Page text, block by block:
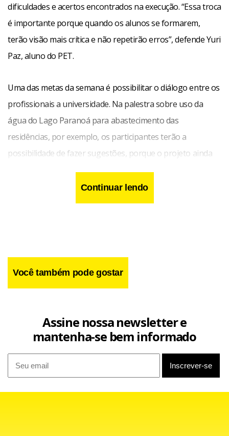
dificuldades e acertos encontrados na execução. “Essa troca
é importante porque quando os alunos se formarem,
terão visão mais crítica e não repetirão erros”, defende Yuri
Paz, aluno do PET.
Uma das metas da semana é possibilitar o diálogo entre os
profissionais a universidade. Na palestra sobre uso da
água do Lago Paranoá para abastecimento das
residências, por exemplo, os participantes terão a
possibilidade de fazer sugestões, porque o projeto ainda
está na fase de elaboração de estudos. “Pontos de vista
diferentes enriquecem o projeto, que afetará a vida de
todos nós”, afirma Luan Omezin, também aluno do
Continuar lendo
Você também pode gostar
Assine nossa newsletter e
mantenha-se bem informado